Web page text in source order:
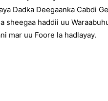
Dadka Deegaanka Cabdi
sheegaa haddii uu
mar uu Foore la hadlayay.